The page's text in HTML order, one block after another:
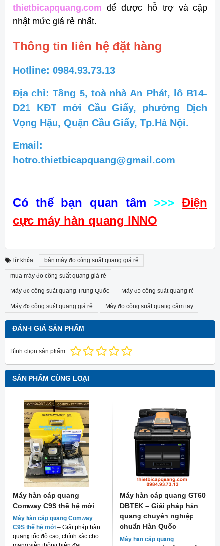
thietbicapquang.com để được hỗ trợ và cập
nhật mức giá rẻ nhất.
Thông tin liên hệ đặt hàng
Hotline: 0984.93.73.13
Địa chỉ: Tầng 5, toà nhà An Phát, lô B14-
D21 KĐT mới Cầu Giấy, phường Dịch
Vọng Hậu, Quận Cầu Giấy, Tp.Hà Nội.
Email:
hotro.thietbicapquang@gmail.com
Có thể bạn quan tâm >>> Điện
cực máy hàn quang INNO
Từ khóa: bán máy đo công suất quang giá rẻ
mua máy đo công suất quang giá rẻ
Máy đo công suất quang Trung Quốc Máy đo công suất quang rẻ
Máy đo công suất quang giá rẻ Máy đo công suất quang cầm tay
ĐÁNH GIÁ SẢN PHẨM
Bình chọn sản phẩm:
SẢN PHẨM CÙNG LOẠI
Máy hàn cáp quang
Comway C9S thế hệ mới
Máy hàn cáp quang Comway
C9S thế hệ mới – Giải pháp hàn
quang tốc độ cao, chính xác cho
Máy hàn cáp quang GT60
DBTEK – Giải pháp hàn
quang chuyên nghiệp
chuẩn Hàn Quốc
Máy hàn cáp quang